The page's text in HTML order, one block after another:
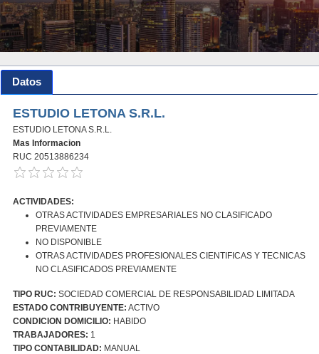
Datos
ESTUDIO LETONA S.R.L.
ESTUDIO LETONA S.R.L.
Mas Informacion
RUC 20513886234
ACTIVIDADES:
OTRAS ACTIVIDADES EMPRESARIALES NO CLASIFICADO
PREVIAMENTE
NO DISPONIBLE
OTRAS ACTIVIDADES PROFESIONALES CIENTIFICAS Y TECNICAS
NO CLASIFICADOS PREVIAMENTE
TIPO RUC: SOCIEDAD COMERCIAL DE RESPONSABILIDAD LIMITADA
ESTADO CONTRIBUYENTE: ACTIVO
CONDICION DOMICILIO: HABIDO
TRABAJADORES: 1
TIPO CONTABILIDAD: MANUAL